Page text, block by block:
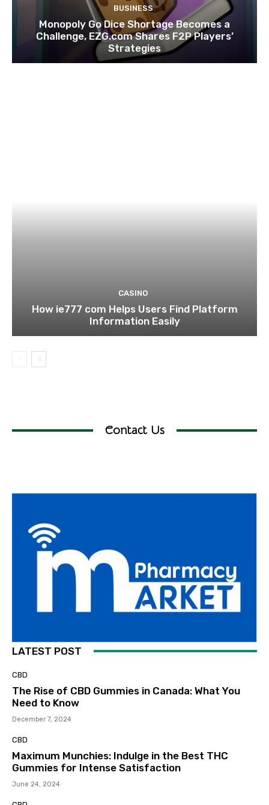
BUSINESS
Monopoly Go Dice Shortage Becomes a
Challenge, EZG.com Shares F2P Players’
Strategies
CASINO
How ie777 com Helps Users Find Platform
Information Easily
Contact Us
LATEST POST
CBD
The Rise of CBD Gummies in Canada: What You
Need to Know
December 7, 2024
CBD
Maximum Munchies: Indulge in the Best THC
Gummies for Intense Satisfaction
June 24, 2024